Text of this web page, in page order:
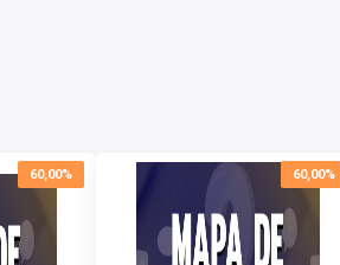
60,00% 60,00%